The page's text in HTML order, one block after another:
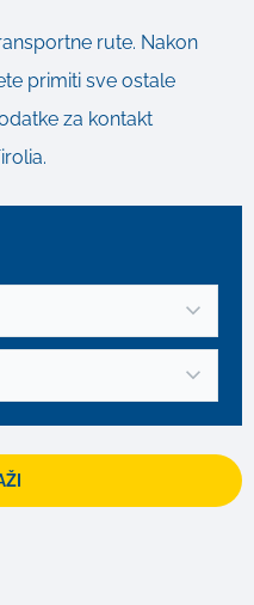
Česky
Magyar
Hrvatski
rute. Nakon
primiti sve ostale
za kontakt